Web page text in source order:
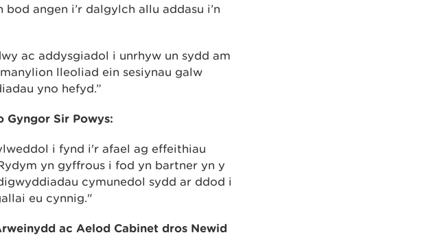
angen i’r dalgylch allu addasu i’n
ac addysgiadol i unrhyw un sydd am
lleoliad ein sesiynau galw
yno hefyd.”
Gyngor Sir Powys:
i fynd i'r afael ag effeithiau
yn gyffrous i fod yn bartner yn y
cymunedol sydd ar ddod i
eu cynnig."
ac Aelod Cabinet dros Newid